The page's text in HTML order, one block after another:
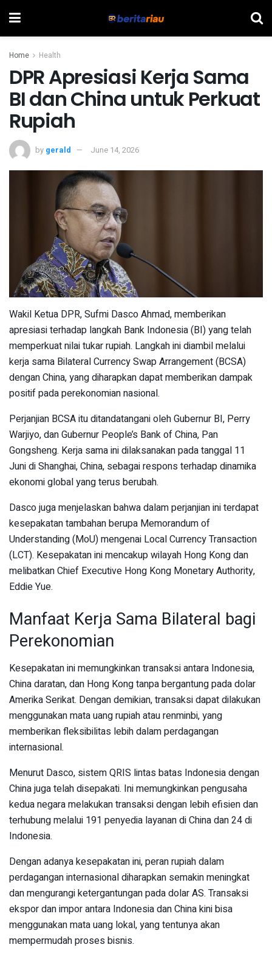
Home Health
DPR Apresiasi Kerja Sama
BI dan China untuk Perkuat
Rupiah
by gerald June 14, 2026
Wakil Ketua DPR, Sufmi Dasco Ahmad, memberikan
apresiasi terhadap langkah Bank Indonesia (BI) yang telah
memperkuat nilai tukar rupiah. Langkah ini diambil melalui
kerja sama Bilateral Currency Swap Arrangement (BCSA)
dengan China, yang diharapkan dapat memberikan dampak
positif pada perekonomian nasional.
Perjanjian BCSA itu ditandatangani oleh Gubernur BI, Perry
Warjiyo, dan Gubernur People’s Bank of China, Pan
Gongsheng. Kerja sama ini dilaksanakan pada tanggal 11
Juni di Shanghai, China, sebagai respons terhadap dinamika
ekonomi global yang terus berubah.
Dasco juga menjelaskan bahwa dalam perjanjian ini terdapat
kesepakatan tambahan berupa Memorandum of
Understanding (MoU) mengenai Local Currency Transaction
(LCT). Kesepakatan ini mencakup wilayah Hong Kong dan
melibatkan Chief Executive Hong Kong Monetary Authority,
Eddie Yue.
Manfaat Kerja Sama Bilateral bagi
Perekonomian
Kesepakatan ini memungkinkan transaksi antara Indonesia,
China daratan, dan Hong Kong tanpa bergantung pada dolar
Amerika Serikat. Dengan demikian, transaksi dapat dilakukan
menggunakan mata uang rupiah atau renminbi, yang
memberikan fleksibilitas lebih dalam perdagangan
internasional.
Menurut Dasco, sistem QRIS lintas batas Indonesia dengan
China juga telah disepakati. Ini memungkinkan pengusaha
kedua negara melakukan transaksi dengan lebih efisien dan
terhubung melalui 191 penyedia layanan di China dan 24 di
Indonesia.
Dengan adanya kesepakatan ini, peran rupiah dalam
perdagangan internasional diharapkan semakin meningkat
dan mengurangi ketergantungan pada dolar AS. Transaksi
ekspor dan impor antara Indonesia dan China kini bisa
menggunakan mata uang lokal, yang tentunya akan
mempermudah proses bisnis.